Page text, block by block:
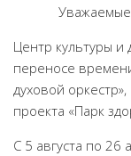
Фотогалерея
Творческие
Народный
Уважаемые
Центр культуры и
переносе
духовой
проекта «Парк
С 5 августа по 26